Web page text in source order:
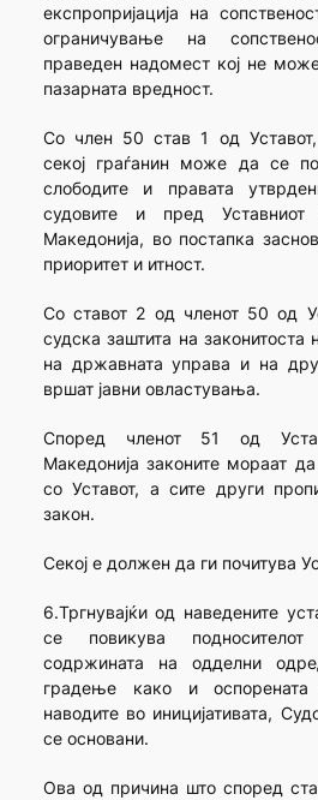
експропријација на
ограничување на
праведен надомест кој не
пазарната вредност.
Со член 50 став 1 од
секој граѓанин може да се
слободите и правата
судовите и пред
Македонија, во постапка
приоритет и итност.
Со ставот 2 од членот 50 од
судска заштита на законитоста
на државната управа и на
вршат јавни овластувања.
Според членот 51 од
Македонија законите мораат
со Уставот, а сите други
закон.
Секој е должен да ги почитува
6.Тргнувајќи од наведените
се повикува подносителот
содржината на одделни
градење како и
наводите во иницијативата,
се основани.
Ова од причина што според